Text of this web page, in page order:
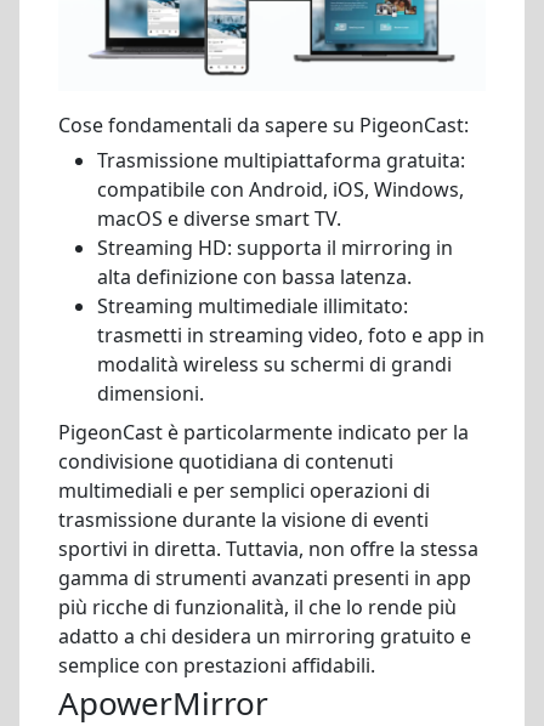
Cose fondamentali da sapere su PigeonCast:
Trasmissione multipiattaforma gratuita:
compatibile con Android, iOS, Windows,
macOS e diverse smart TV.
Streaming HD: supporta il mirroring in
alta definizione con bassa latenza.
Streaming multimediale illimitato:
trasmetti in streaming video, foto e app in
modalità wireless su schermi di grandi
dimensioni.
PigeonCast è particolarmente indicato per la
condivisione quotidiana di contenuti
multimediali e per semplici operazioni di
trasmissione durante la visione di eventi
sportivi in diretta. Tuttavia, non offre la stessa
gamma di strumenti avanzati presenti in app
più ricche di funzionalità, il che lo rende più
adatto a chi desidera un mirroring gratuito e
semplice con prestazioni affidabili.
ApowerMirror